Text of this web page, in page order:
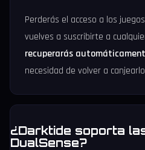
Perderás el acceso a los
vuelves a suscribirte a
recuperarás
necesidad de volver a
¿Darktide soporta
DualSense?